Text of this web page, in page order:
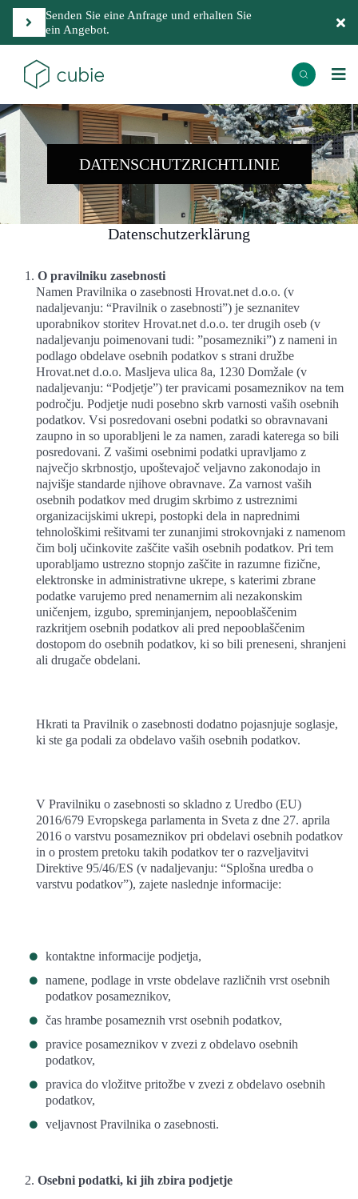
Senden Sie eine Anfrage und erhalten Sie
ein Angebot.
DATENSCHUTZRICHTLINIE
Datenschutzerklärung
O pravilniku zasebnosti
Namen Pravilnika o zasebnosti Hrovat.net d.o.o. (v
nadaljevanju: “Pravilnik o zasebnosti”) je seznanitev
uporabnikov storitev Hrovat.net d.o.o. ter drugih oseb (v
nadaljevanju poimenovani tudi: ”posamezniki”) z nameni in
podlago obdelave osebnih podatkov s strani družbe
Hrovat.net d.o.o. Masljeva ulica 8a, 1230 Domžale (v
nadaljevanju: “Podjetje”) ter pravicami posameznikov na tem
področju. Podjetje nudi posebno skrb varnosti vaših osebnih
podatkov. Vsi posredovani osebni podatki so obravnavani
zaupno in so uporabljeni le za namen, zaradi katerega so bili
posredovani. Z vašimi osebnimi podatki upravljamo z
največjo skrbnostjo, upoštevajoč veljavno zakonodajo in
najvišje standarde njihove obravnave. Za varnost vaših
osebnih podatkov med drugim skrbimo z ustreznimi
organizacijskimi ukrepi, postopki dela in naprednimi
tehnološkimi rešitvami ter zunanjimi strokovnjaki z namenom
čim bolj učinkovite zaščite vaših osebnih podatkov. Pri tem
uporabljamo ustrezno stopnjo zaščite in razumne fizične,
elektronske in administrativne ukrepe, s katerimi zbrane
podatke varujemo pred nenamernim ali nezakonskim
uničenjem, izgubo, spreminjanjem, nepooblaščenim
razkritjem osebnih podatkov ali pred nepooblaščenim
dostopom do osebnih podatkov, ki so bili preneseni, shranjeni
ali drugače obdelani.
Hkrati ta Pravilnik o zasebnosti dodatno pojasnjuje soglasje,
ki ste ga podali za obdelavo vaših osebnih podatkov.
V Pravilniku o zasebnosti so skladno z Uredbo (EU)
2016/679 Evropskega parlamenta in Sveta z dne 27. aprila
2016 o varstvu posameznikov pri obdelavi osebnih podatkov
in o prostem pretoku takih podatkov ter o razveljavitvi
Direktive 95/46/ES (v nadaljevanju: “Splošna uredba o
varstvu podatkov”), zajete naslednje informacije:
kontaktne informacije podjetja,
namene, podlage in vrste obdelave različnih vrst osebnih
podatkov posameznikov,
čas hrambe posameznih vrst osebnih podatkov,
pravice posameznikov v zvezi z obdelavo osebnih
podatkov,
pravica do vložitve pritožbe v zvezi z obdelavo osebnih
podatkov,
veljavnost Pravilnika o zasebnosti.
Osebni podatki, ki jih zbira podjetje